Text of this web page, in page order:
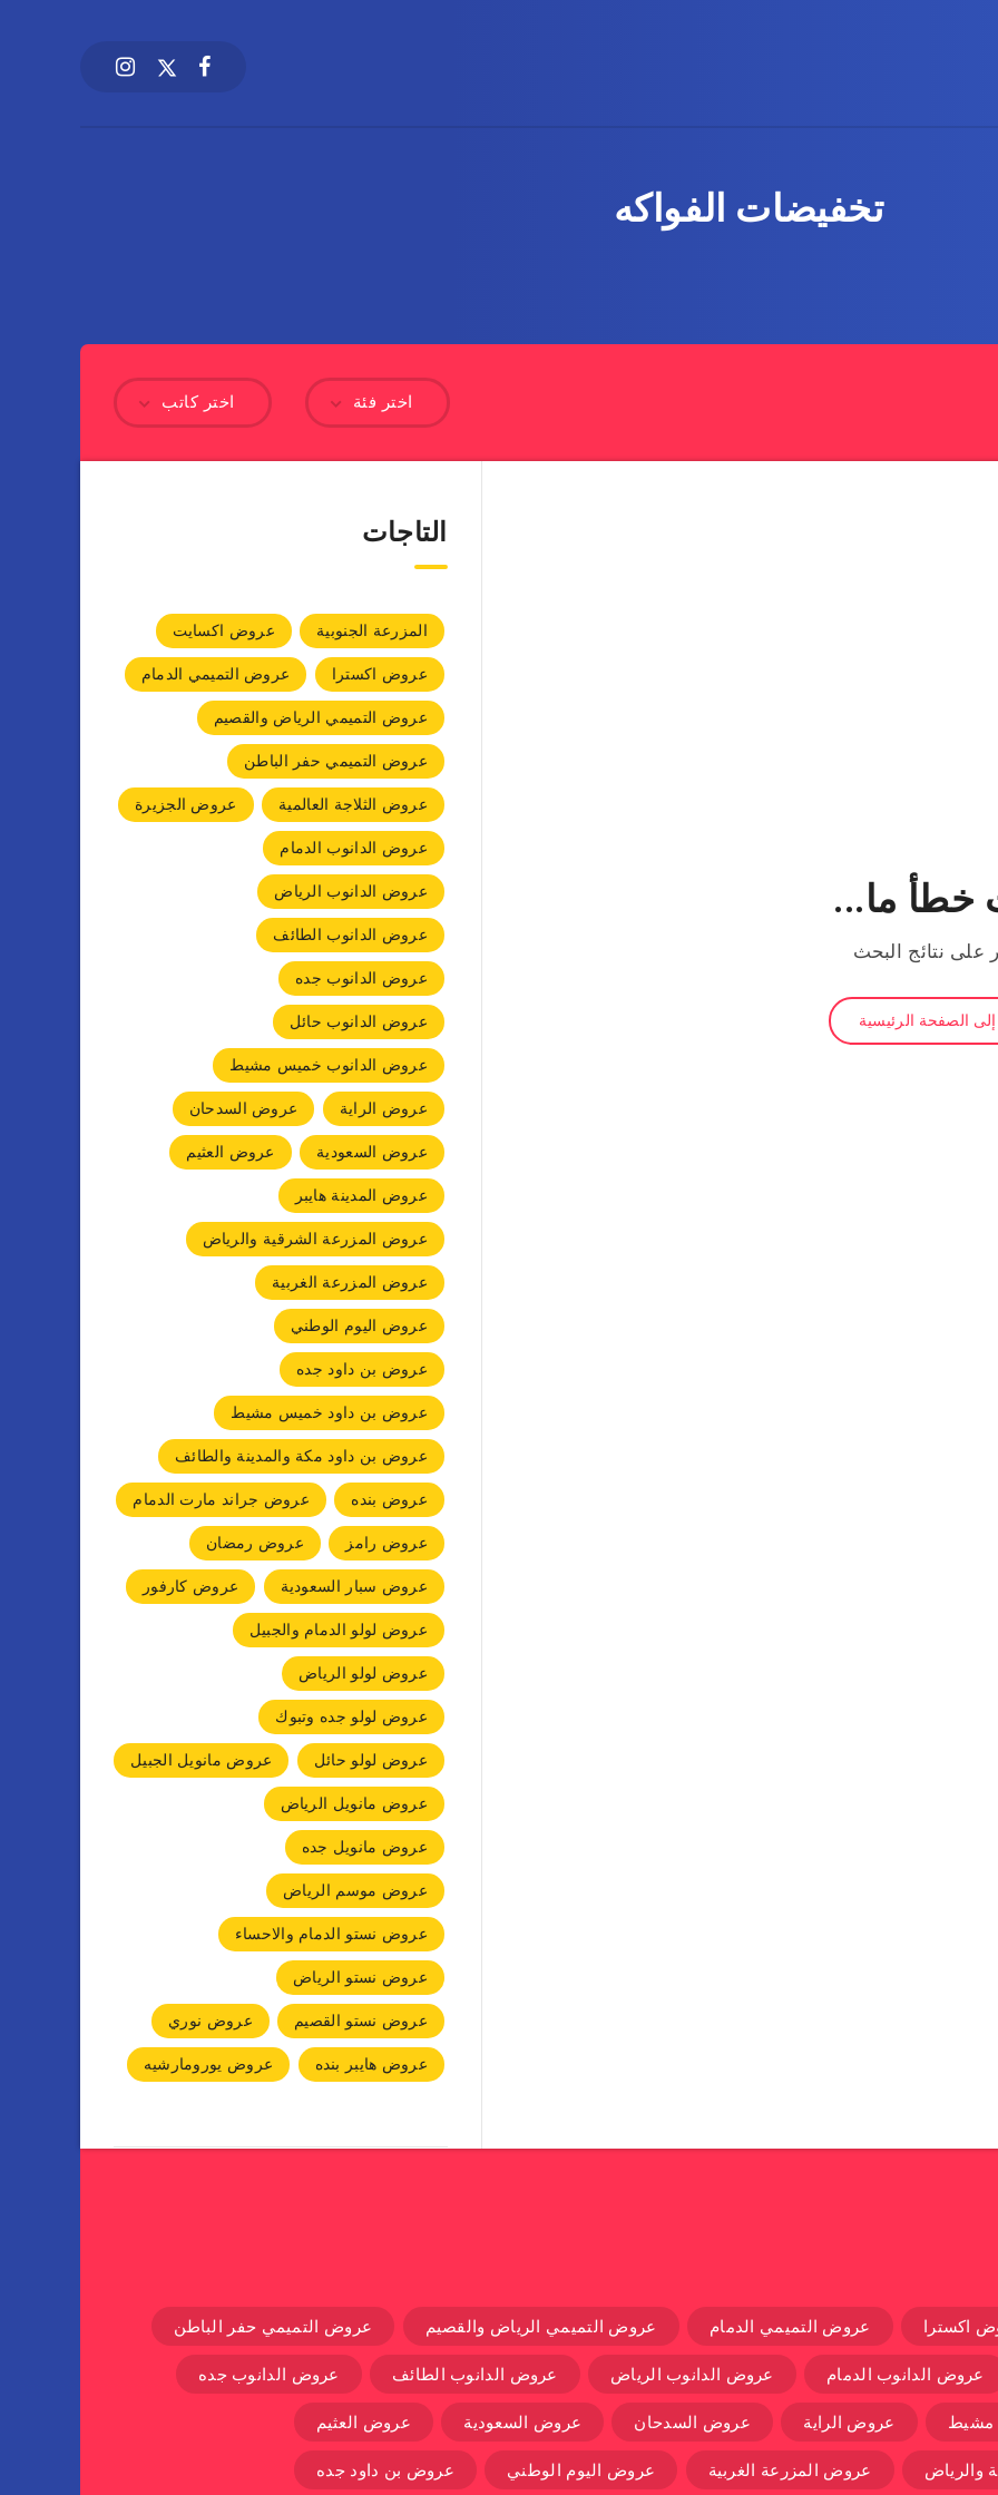
تخفيضات الفواكه
اختر كاتب اختر فئة
ما...
على نتائج البحث
الصفحة الرئيسية
التاجات
المزرعة الجنوبية
عروض اكسايت
عروض اكسترا
عروض التميمي الدمام
عروض التميمي الرياض والقصيم
عروض التميمي حفر الباطن
عروض الثلاجة العالمية
عروض الجزيرة
عروض الدانوب الدمام
عروض الدانوب الرياض
عروض الدانوب الطائف
عروض الدانوب جده
عروض الدانوب حائل
عروض الدانوب خميس مشيط
عروض الراية
عروض السدحان
عروض السعودية
عروض العثيم
عروض المدينة هايبر
عروض المزرعة الشرقية والرياض
عروض المزرعة الغربية
عروض اليوم الوطني
عروض بن داود جده
عروض بن داود خميس مشيط
عروض بن داود مكة والمدينة والطائف
عروض بنده
عروض جراند مارت الدمام
عروض رامز
عروض رمضان
عروض سبار السعودية
عروض كارفور
عروض لولو الدمام والجبيل
عروض لولو الرياض
عروض لولو جده وتبوك
عروض لولو حائل
عروض مانويل الجبيل
عروض مانويل الرياض
عروض مانويل جده
عروض موسم الرياض
عروض نستو الدمام والاحساء
عروض نستو الرياض
عروض نستو القصيم
عروض نوري
عروض هايبر بنده
عروض يورومارشيه
اكسترا عروض التميمي الدمام عروض التميمي الرياض والقصيم عروض التميمي حفر الباطن
عروض الدانوب الدمام عروض الدانوب الرياض عروض الدانوب الطائف عروض الدانوب جده
مشيط عروض الراية عروض السدحان عروض السعودية عروض العثيم
والرياض عروض المزرعة الغربية عروض اليوم الوطني عروض بن داود جده